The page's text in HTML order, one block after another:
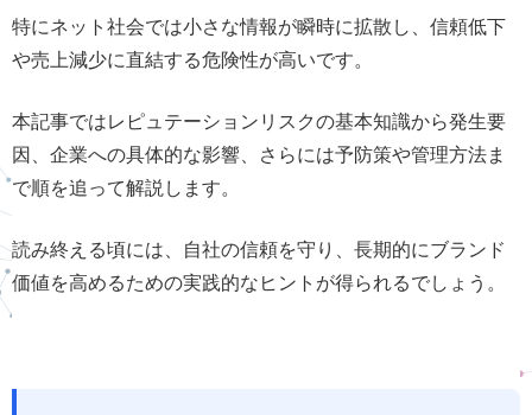
特にネット社会では小さな情報が瞬時に拡散し、信頼低下
や売上減少に直結する危険性が高いです。
本記事ではレピュテーションリスクの基本知識から発生要
因、企業への具体的な影響、さらには予防策や管理方法ま
で順を追って解説します。
読み終える頃には、自社の信頼を守り、長期的にブランド
価値を高めるための実践的なヒントが得られるでしょう。